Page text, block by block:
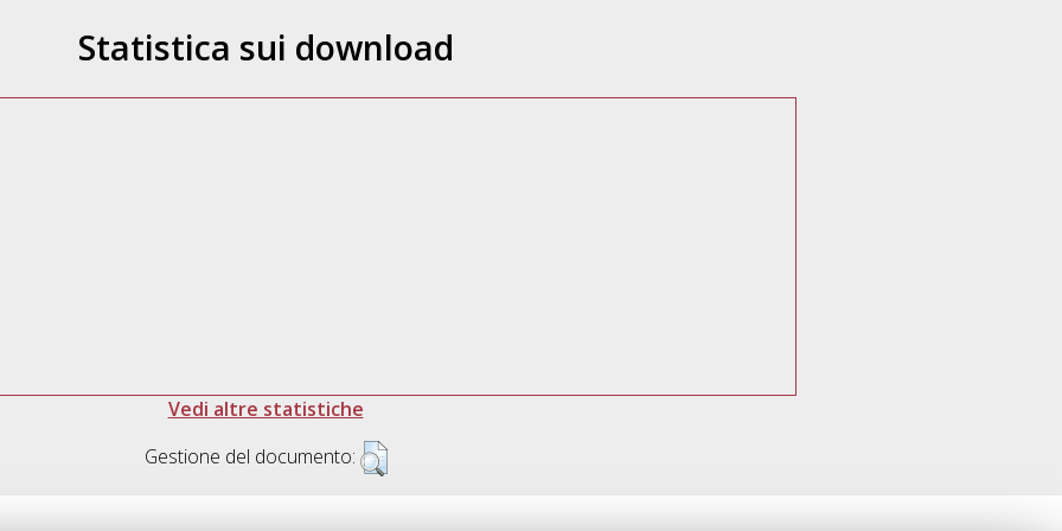
Statistica sui download
Vedi altre statistiche
Gestione del documento: